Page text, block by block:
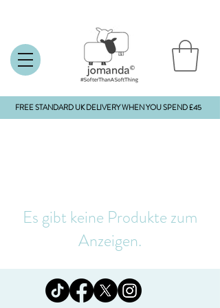
FREE STANDARD UK DELIVERY WHEN YOU SPEND £45
Es gibt keine Produkte zum
Anzeigen.